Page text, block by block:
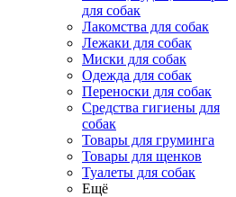
для собак
Лакомства для собак
Лежаки для собак
Миски для собак
Одежда для собак
Переноски для собак
Средства гигиены для
собак
Товары для груминга
Товары для щенков
Туалеты для собак
Ещё